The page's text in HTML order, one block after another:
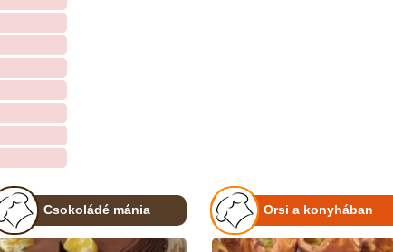
Csokoládé mánia Orsi a konyhában